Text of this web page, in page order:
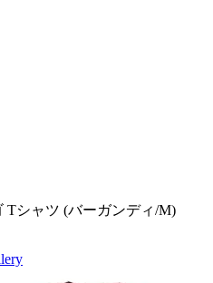
Tシャツ (バーガンディ/M)